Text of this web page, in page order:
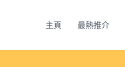
主頁 最熱推介